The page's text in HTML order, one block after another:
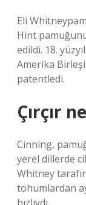
Eli
Hint
edildi. 18.
Amerika
patentledi.
Çırçır
Cinning,
yerel dillerde
Whitney
tohumlardan